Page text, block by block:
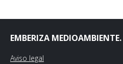
EMBERIZA
Aviso legal